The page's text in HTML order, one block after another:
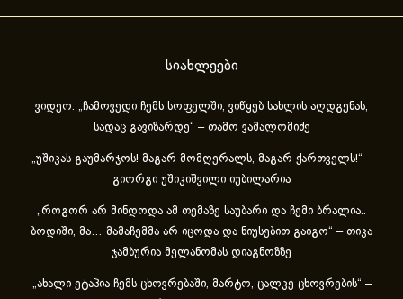
სიახლეები
ვიდეო: „ჩამოვედი ჩემს სოფელში, ვიწყებ სახლის აღდგენას,
სადაც გავიზარდე“ – თამო ვაშალომიძე
„უშიკას გაუმარჯოს! მაგარ მომღერალს, მაგარ ქართველს!“ –
გიორგი უშიკიშვილი იუბილარია
„როგორ არ მინდოდა ამ თემაზე საუბარი და ჩემი ბრალია..
ბოდიში, მა… მამაჩემმა არ იცოდა და ნიუსებით გაიგო“ – თიკა
ჯამბურია მელანომას დიაგნოზზე
„ახა­ლი ეტა­პია ჩემს ცხოვ­რე­ბა­ში, მარ­ტო, ცალ­კე ცხოვ­რე­ბის“ –